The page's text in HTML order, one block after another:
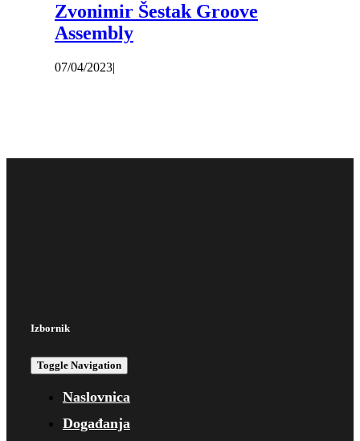
Zvonimir Šestak Groove
Assembly
07/04/2023|
Izbornik
Toggle Navigation
Naslovnica
Događanja